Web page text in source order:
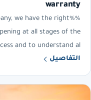
warranty
we have the right
at all stages of the
and to understand al…
التفاصيل